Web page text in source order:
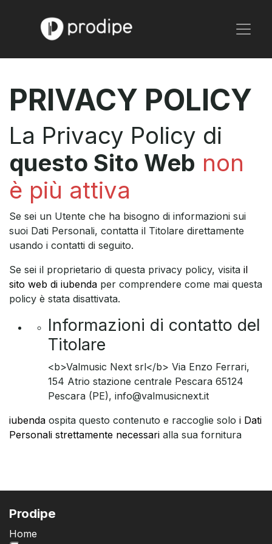
PRIVACY POLICY
La Privacy Policy di
questo Sito Web non
è più attiva
Se sei un Utente che ha bisogno di informazioni sui
suoi Dati Personali, contatta il Titolare direttamente
usando i contatti di seguito.
Se sei il proprietario di questa privacy policy, visita il
sito web di iubenda per comprendere come mai questa
policy è stata disattivata.
Informazioni di contatto del
Titolare
<b>Valmusic Next srl</b> Via Enzo Ferrari,
154 Atrio stazione centrale Pescara 65124
Pescara (PE), info@valmusicnext.it
iubenda ospita questo contenuto e raccoglie solo i Dati
Personali strettamente necessari alla sua fornitura
Prodipe
Home